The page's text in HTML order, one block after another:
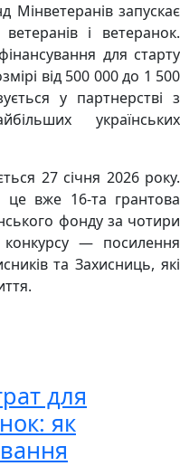
Мінветеранів запускає
і ветеранок.
для старту
від 500 000 до 1 500
у партнерстві з
українських
27 січня 2026 року.
вже 16-та грантова
фонду за чотири
— посилення
та Захисниць, які
для
як